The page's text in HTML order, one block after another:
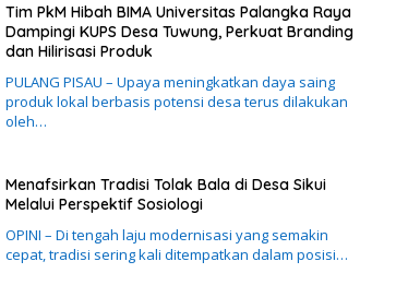
Tim PkM Hibah BIMA Universitas Palangka Raya
Dampingi KUPS Desa Tuwung, Perkuat Branding
dan Hilirisasi Produk
PULANG PISAU – Upaya meningkatkan daya saing
produk lokal berbasis potensi desa terus dilakukan
oleh…
Menafsirkan Tradisi Tolak Bala di Desa Sikui
Melalui Perspektif Sosiologi
OPINI – Di tengah laju modernisasi yang semakin
cepat, tradisi sering kali ditempatkan dalam posisi…